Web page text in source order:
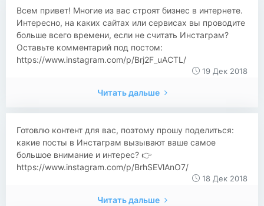
Всем привет! Многие из вас строят бизнес в интернете.
Интересно, на каких сайтах или сервисах вы проводите
больше всего времени, если не считать Инстаграм?
Оставьте комментарий под постом:
https://www.instagram.com/p/Brj2F_uACTL/
19 Дек 2018
Читать дальше
Готовлю контент для вас, поэтому прошу поделиться:
какие посты в Инстаграм вызывают ваше самое
большое внимание и интерес? 👉
https://www.instagram.com/p/BrhSEVlAnO7/
18 Дек 2018
Читать дальше